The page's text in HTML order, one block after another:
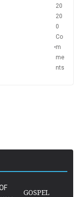
20
20
0
Co
m
me
nts
GOSPEL